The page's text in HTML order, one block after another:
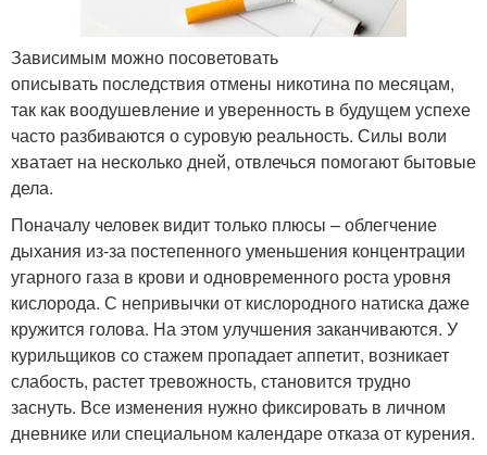
Зависимым можно посоветовать
описывать последствия отмены никотина по месяцам,
так как воодушевление и уверенность в будущем успехе
часто разбиваются о суровую реальность. Силы воли
хватает на несколько дней, отвлечься помогают бытовые
дела.
Поначалу человек видит только плюсы – облегчение
дыхания из-за постепенного уменьшения концентрации
угарного газа в крови и одновременного роста уровня
кислорода. С непривычки от кислородного натиска даже
кружится голова. На этом улучшения заканчиваются. У
курильщиков со стажем пропадает аппетит, возникает
слабость, растет тревожность, становится трудно
заснуть. Все изменения нужно фиксировать в личном
дневнике или специальном календаре отказа от курения.